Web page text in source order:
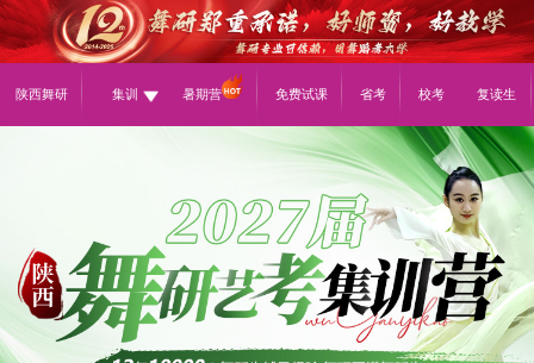
陕西舞研 集训 暑期营 免费试课 省考 校考 复读生